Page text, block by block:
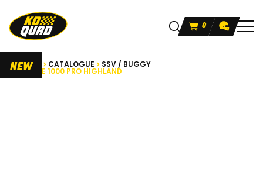
0
ACCUEIL CATALOGUE SSV / BUGGY
UFORCE 1000 PRO HIGHLAND
NEW